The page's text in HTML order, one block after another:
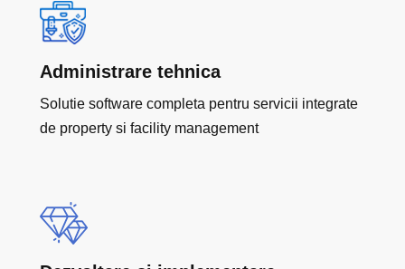
Administrare tehnica
Solutie software completa pentru servicii integrate
de property si facility management